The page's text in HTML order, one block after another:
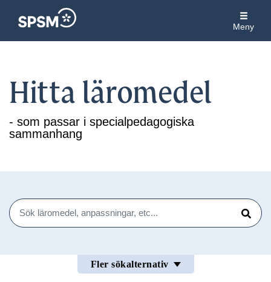
Meny
Hitta läromedel
- som passar i specialpedagogiska
sammanhang
Sök
Sök
Fler sökalternativ